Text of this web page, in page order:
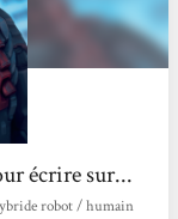
écrire sur...
robot / humain